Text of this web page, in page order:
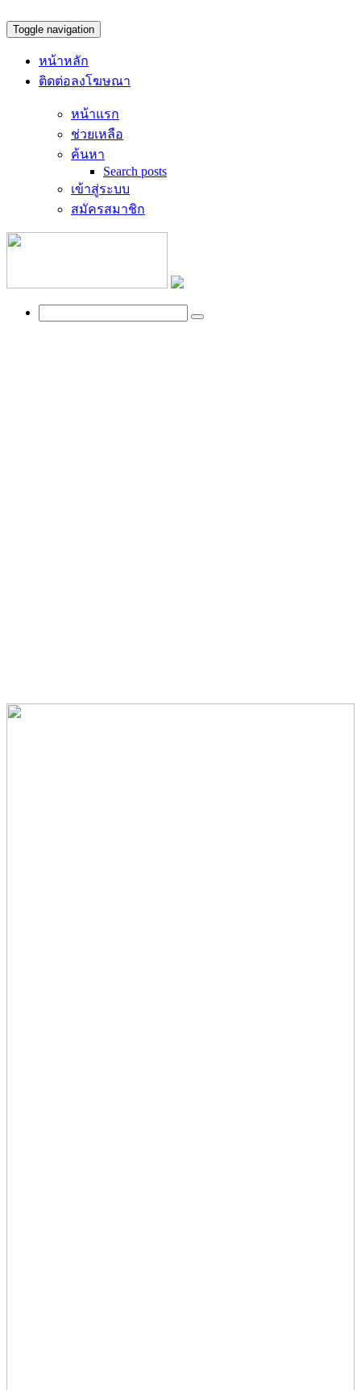
Toggle navigation
หน้าหลัก
ติดต่อลงโฆษณา
หน้าแรก
ช่วยเหลือ
ค้นหา
Search posts
เข้าสู่ระบบ
สมัครสมาชิก